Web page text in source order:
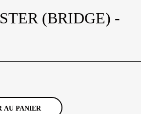
(BRIDGE) -
AU PANIER